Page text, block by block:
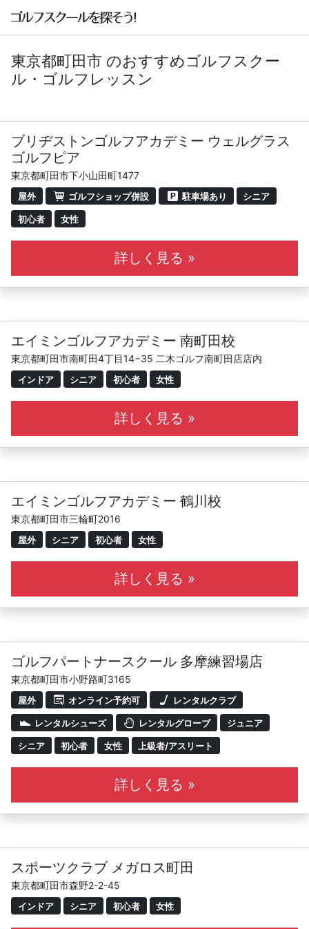
東京都町田市 のおすすめゴルフスクー
ル・ゴルフレッスン
ブリヂストンゴルフアカデミー ウェルグラス
ゴルフピア
東京都町田市下小山田町1477
屋外 ゴルフショップ併設 駐車場あり シニア
初心者 女性
詳しく見る »
エイミンゴルフアカデミー 南町田校
東京都町田市南町田4丁目14−35 二木ゴルフ南町田店店内
インドア シニア 初心者 女性
詳しく見る »
エイミンゴルフアカデミー 鶴川校
東京都町田市三輪町2016
屋外 シニア 初心者 女性
詳しく見る »
ゴルフパートナースクール 多摩練習場店
東京都町田市小野路町3165
屋外 オンライン予約可 レンタルクラブ
レンタルシューズ レンタルグローブ ジュニア
シニア 初心者 女性 上級者/アスリート
詳しく見る »
スポーツクラブ メガロス町田
東京都町田市森野2-2-45
インドア シニア 初心者 女性